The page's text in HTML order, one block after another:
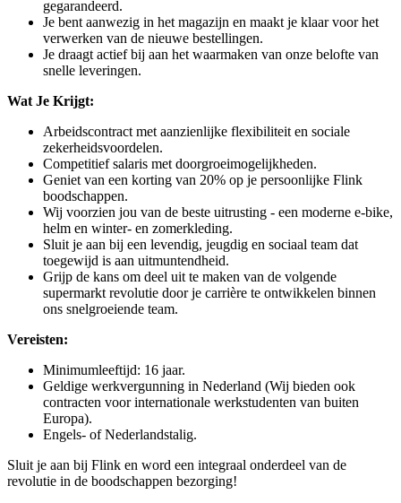
gegarandeerd.
Je bent aanwezig in het magazijn en maakt je klaar voor het
verwerken van de nieuwe bestellingen.
Je draagt actief bij aan het waarmaken van onze belofte van
snelle leveringen.
Wat Je Krijgt:
Arbeidscontract met aanzienlijke flexibiliteit en sociale
zekerheidsvoordelen.
Competitief salaris met doorgroeimogelijkheden.
Geniet van een korting van 20% op je persoonlijke Flink
boodschappen.
Wij voorzien jou van de beste uitrusting - een moderne e-bike,
helm en winter- en zomerkleding.
Sluit je aan bij een levendig, jeugdig en sociaal team dat
toegewijd is aan uitmuntendheid.
Grijp de kans om deel uit te maken van de volgende
supermarkt revolutie door je carrière te ontwikkelen binnen
ons snelgroeiende team.
Vereisten:
Minimumleeftijd: 16 jaar.
Geldige werkvergunning in Nederland (Wij bieden ook
contracten voor internationale werkstudenten van buiten
Europa).
Engels- of Nederlandstalig.
Sluit je aan bij Flink en word een integraal onderdeel van de
revolutie in de boodschappen bezorging!